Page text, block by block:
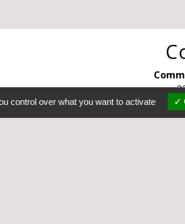
77570
control over what you want to activate